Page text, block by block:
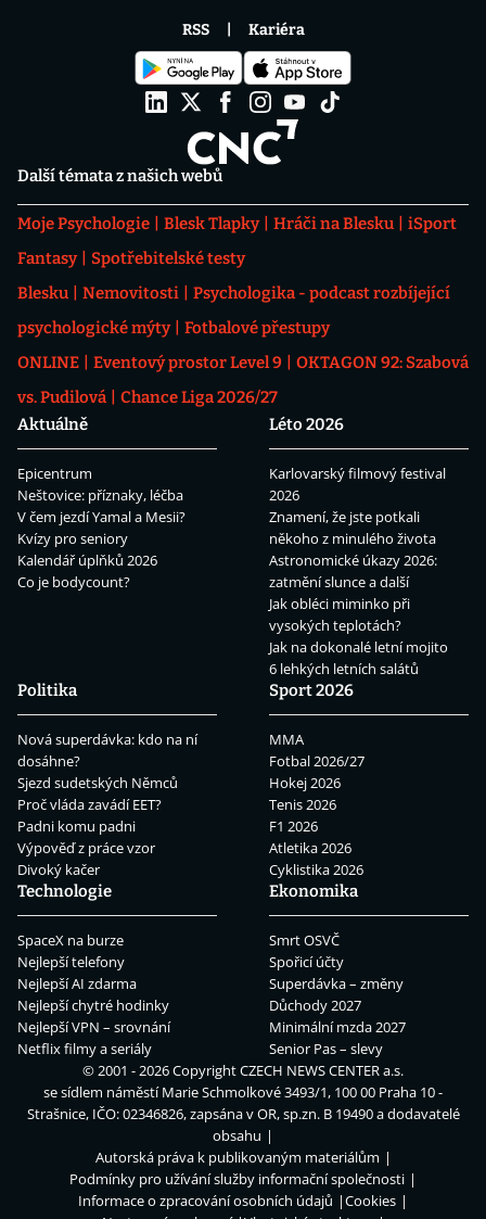
Další témata z našich webů
Moje Psychologie Blesk Tlapky Hráči na Blesku
iSport
Fantasy
Spotřebitelské testy
Blesku
Nemovitosti
Psychologika - podcast rozbíjející
psychologické mýty
Fotbalové přestupy
ONLINE
Eventový prostor Level 9
OKTAGON 92: Szabová
vs. Pudilová
Chance Liga 2026/27
Aktuálně
Epicentrum
Neštovice: příznaky, léčba
V čem jezdí Yamal a Mesii?
Kvízy pro seniory
Kalendář úplňků 2026
Co je bodycount?
Léto 2026
Karlovarský filmový festival
2026
Znamení, že jste potkali
někoho z minulého života
Astronomické úkazy 2026:
zatmění slunce a další
Jak obléci miminko při
vysokých teplotách?
Jak na dokonalé letní mojito
6 lehkých letních salátů
Politika
Nová superdávka: kdo na ní
dosáhne?
Sjezd sudetských Němců
Proč vláda zavádí EET?
Padni komu padni
Výpověď z práce vzor
Divoký kačer
Sport 2026
MMA
Fotbal 2026/27
Hokej 2026
Tenis 2026
F1 2026
Atletika 2026
Cyklistika 2026
Technologie
SpaceX na burze
Nejlepší telefony
Nejlepší AI zdarma
Nejlepší chytré hodinky
Nejlepší VPN – srovnání
Netflix filmy a seriály
Ekonomika
Smrt OSVČ
Spořicí účty
Superdávka – změny
Důchody 2027
Minimální mzda 2027
Senior Pas – slevy
RSS Kariéra
© 2001 - 2026 CopyrightCZECH NEWS CENTER a.s.
se sídlem náměstí Marie Schmolkové 3493/1, 100 00 Praha 10 -
Strašnice, IČO: 02346826, zapsána v OR, sp.zn. B 19490 a dodavatelé
obsahu
Autorská práva k publikovaným materiálům
Podmínky pro užívání služby informační společnosti
Informace o zpracování osobních údajů
Cookies